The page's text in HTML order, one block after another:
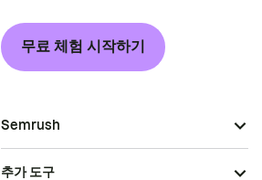
무료 체험 시작하기
Semrush
추가 도구